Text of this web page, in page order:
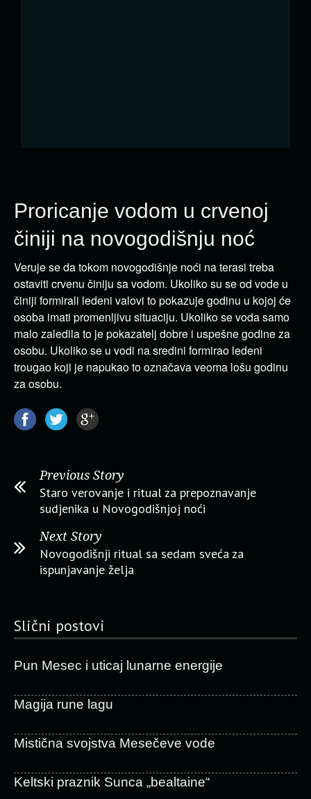
Proricanje vodom u crvenoj
činiji na novogodišnju noć
Veruje se da tokom novogodišnje noći na terasi treba
ostaviti crvenu činiju sa vodom. Ukoliko su se od vode u
činiji formirali ledeni valovi to pokazuje godinu u kojoj će
osoba imati promenljivu situaciju. Ukoliko se voda samo
malo zaledila to je pokazatelj dobre i uspešne godine za
osobu. Ukoliko se u vodi na sredini formirao ledeni
trougao koji je napukao to označava veoma lošu godinu
za osobu.
Previous Story
Staro verovanje i ritual za prepoznavanje
sudjenika u Novogodišnjoj noći
Next Story
Novogodišnji ritual sa sedam sveća za
ispunjavanje želja
Slični postovi
Pun Mesec i uticaj lunarne energije
Magija rune lagu
Mistična svojstva Mesečeve vode
Keltski praznik Sunca „bealtaine“